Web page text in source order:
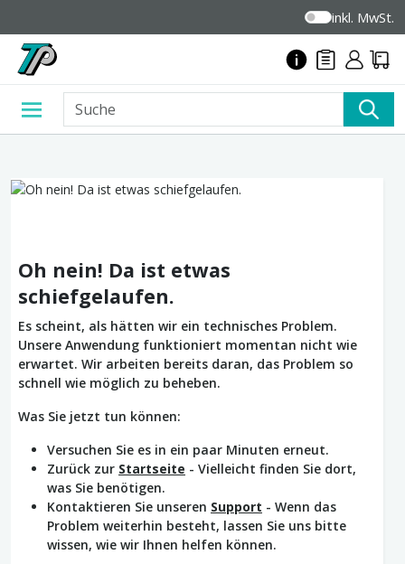
inkl. MwSt.
Oh nein! Da ist etwas
schiefgelaufen.
Es scheint, als hätten wir ein technisches Problem.
Unsere Anwendung funktioniert momentan nicht wie
erwartet. Wir arbeiten bereits daran, das Problem so
schnell wie möglich zu beheben.
Was Sie jetzt tun können:
Versuchen Sie es in ein paar Minuten erneut.
Zurück zur Startseite - Vielleicht finden Sie dort,
was Sie benötigen.
Kontaktieren Sie unseren Support - Wenn das
Problem weiterhin besteht, lassen Sie uns bitte
wissen, wie wir Ihnen helfen können.